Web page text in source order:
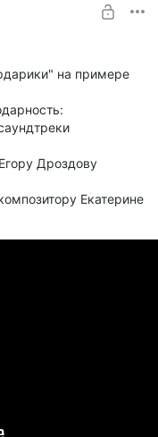
на примере
Дроздову
Екатерине